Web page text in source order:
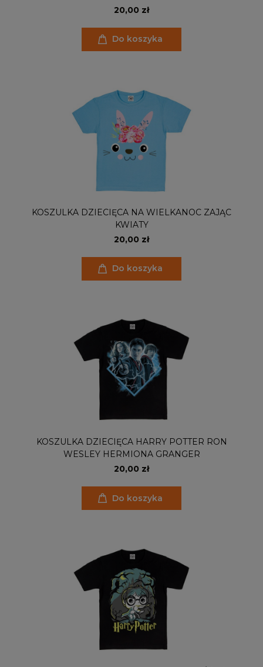
20,00 zł
Do koszyka
KOSZULKA DZIECIĘCA NA WIELKANOC ZAJĄC
KWIATY
20,00 zł
Do koszyka
KOSZULKA DZIECIĘCA HARRY POTTER RON
WESLEY HERMIONA GRANGER
20,00 zł
Do koszyka